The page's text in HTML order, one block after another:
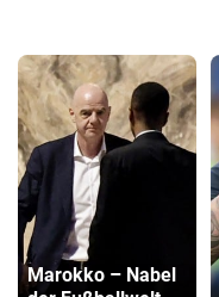
Marokko – Nabel